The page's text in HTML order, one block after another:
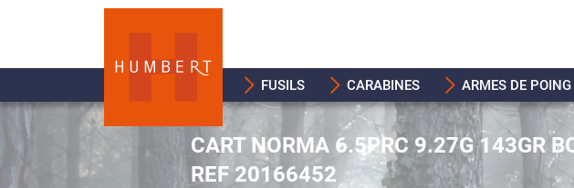
FUSILS CARABINES ARMES DE POING
CART NORMA 6.5PRC 9.27G 143GR
REF 20166452